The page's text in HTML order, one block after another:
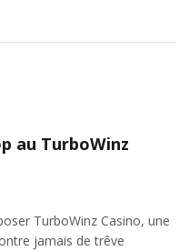
au TurboWinz
TurboWinz Casino, une
jamais de trêve